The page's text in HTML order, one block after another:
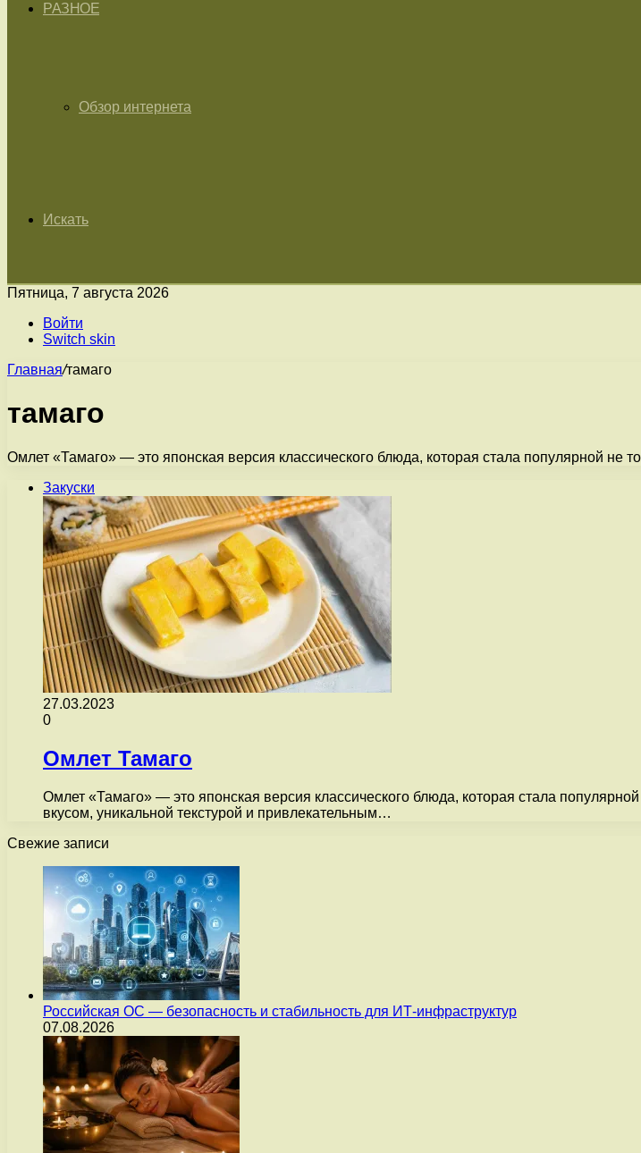
РАЗНОЕ
Обзор интернета
Искать
Пятница, 7 августа 2026
Войти
Switch skin
Главная/тамаго
тамаго
Омлет «Тамаго» — это японская версия классического блюда, которая стала популярной
Закуски
27.03.2023
0
Омлет Тамаго
Омлет «Тамаго» — это японская версия классического блюда, которая стала
вкусом, уникальной текстурой и привлекательным…
Свежие записи
Российская ОС — безопасность и стабильность для ИТ-инфраструктур
07.08.2026